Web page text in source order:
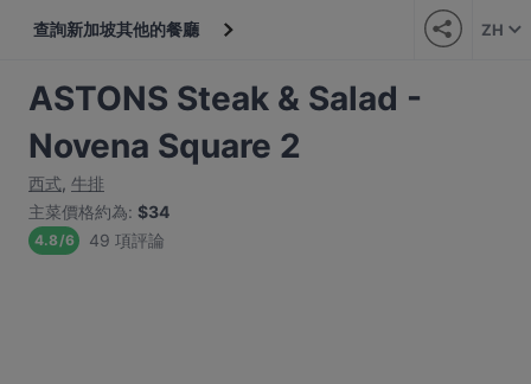
查詢新加坡其他的餐廳 ZH
ASTONS Steak & Salad -
Novena Square 2
西式, 牛排
主菜價格約為: $34
4.8/6 49 項評論